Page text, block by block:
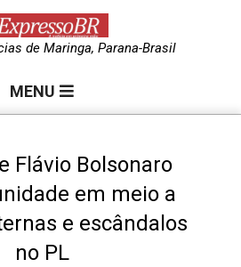
de Maringa, Parana-Brasil
MENU
Flávio Bolsonaro
em meio a
e escândalos
no PL